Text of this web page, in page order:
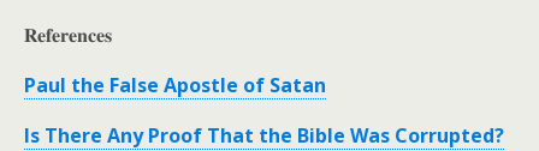
𝐑𝐞𝐟𝐞𝐫𝐞𝐧𝐜𝐞𝐬
Paul the False Apostle of Satan
Is There Any Proof That the Bible Was Corrupted?